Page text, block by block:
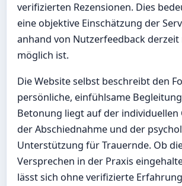
verifizierten Rezensionen. Dies
eine objektive Einschätzung der
anhand von Nutzerfeedback
möglich ist.
Die Website selbst beschreibt den
persönliche, einfühlsame
Betonung liegt auf der individuellen
der Abschiednahme und der
Unterstützung für Trauernde. Ob
Versprechen in der Praxis
lässt sich ohne verifizierte